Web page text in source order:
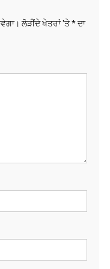
ਲੋੜੀਂਦੇ ਖੇਤਰਾਂ 'ਤੇ *